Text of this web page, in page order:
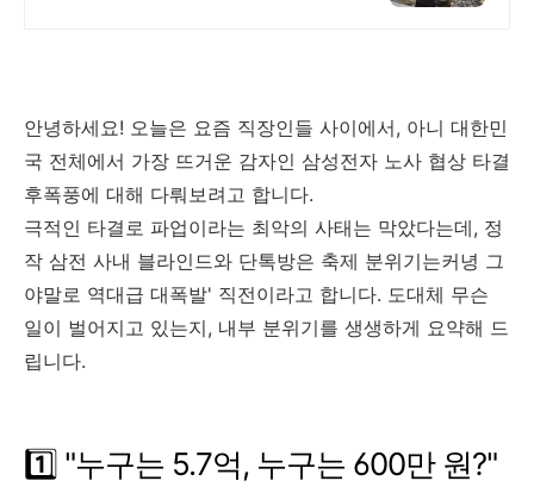
안녕하세요! 오늘은 요즘 직장인들 사이에서, 아니 대한민
국 전체에서 가장 뜨거운 감자인 삼성전자 노사 협상 타결
후폭풍에 대해 다뤄보려고 합니다.
극적인 타결로 파업이라는 최악의 사태는 막았다는데, 정
작 삼전 사내 블라인드와 단톡방은 축제 분위기는커녕 그
야말로 역대급 대폭발' 직전이라고 합니다. 도대체 무슨
일이 벌어지고 있는지, 내부 분위기를 생생하게 요약해 드
립니다.
1️⃣ "누구는 5.7억, 누구는 600만 원?"